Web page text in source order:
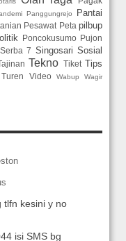
Panggungrejo Pantai
Pesawat Peta pilbup
Poncokusumo Pujon
Serba 7 Singosari Sosial
Tekno Tiket Tips
Turen Video Wabup Wagir
tlfn kesini y no
isi SMS bg